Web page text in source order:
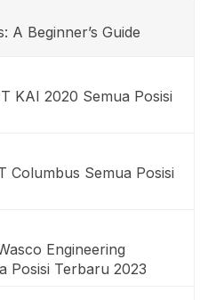
A Beginner’s Guide
KAI 2020 Semua Posisi
Columbus Semua Posisi
Engineering
Posisi Terbaru 2023